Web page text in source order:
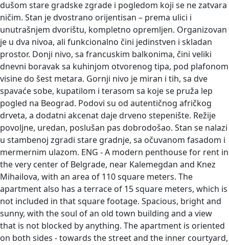
dušom stare gradske zgrade i pogledom koji se ne zatvara
ničim. Stan je dvostrano orijentisan – prema ulici i
unutrašnjem dvorištu, kompletno opremljen. Organizovan
je u dva nivoa, ali funkcionalno čini jedinstven i skladan
prostor. Donji nivo, sa francuskim balkonima, čini veliki
dnevni boravak sa kuhinjom otvorenog tipa, pod plafonom
visine do šest metara. Gornji nivo je miran i tih, sa dve
spavaće sobe, kupatilom i terasom sa koje se pruža lep
pogled na Beograd. Podovi su od autentičnog afričkog
drveta, a dodatni akcenat daje drveno stepenište. Režije
povoljne, uredan, poslušan pas dobrodošao. Stan se nalazi
u stambenoj zgradi stare gradnje, sa očuvanom fasadom i
mermernim ulazom. ENG - A modern penthouse for rent in
the very center of Belgrade, near Kalemegdan and Knez
Mihailova, with an area of ​​110 square meters. The
apartment also has a terrace of 15 square meters, which is
not included in that square footage. Spacious, bright and
sunny, with the soul of an old town building and a view
that is not blocked by anything. The apartment is oriented
on both sides - towards the street and the inner courtyard,